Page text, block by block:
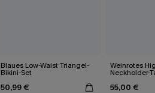
Blaues Low-Waist Triangel-
Bikini-Set
50,99 €
Weinrotes
Neckholder-
55,00 €